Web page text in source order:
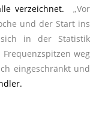
verzeichnet. „Vor
und der Start ins
sich in der Statistik
weg
eingeschränkt und